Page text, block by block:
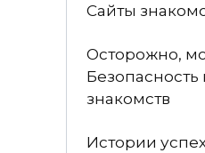
Сайты
Осторожно,
Безопасность
знакомств
Истории